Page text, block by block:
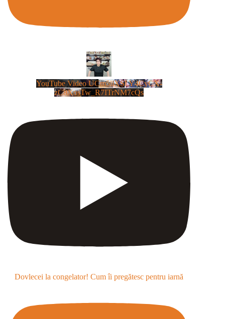
YouTube Video UCm5llXSLY4CyCX-
zC8XosTw_R7ITrNM7cQs
Dovlecei la congelator! Cum îi pregătesc pentru iarnă